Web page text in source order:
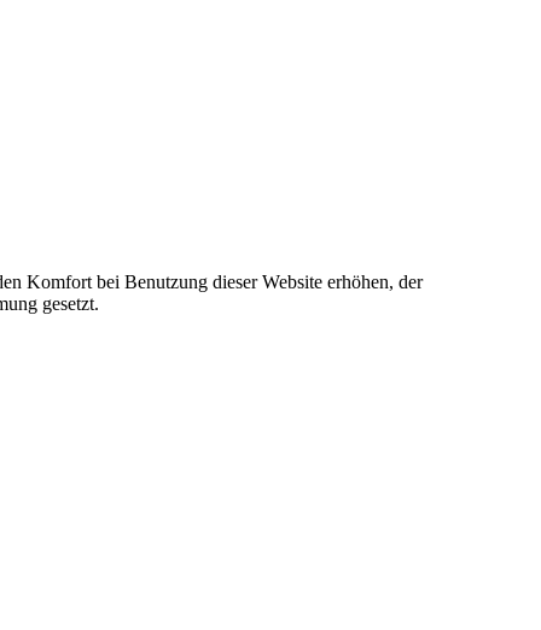
Komfort bei Benutzung dieser Website erhöhen, der
gesetzt.